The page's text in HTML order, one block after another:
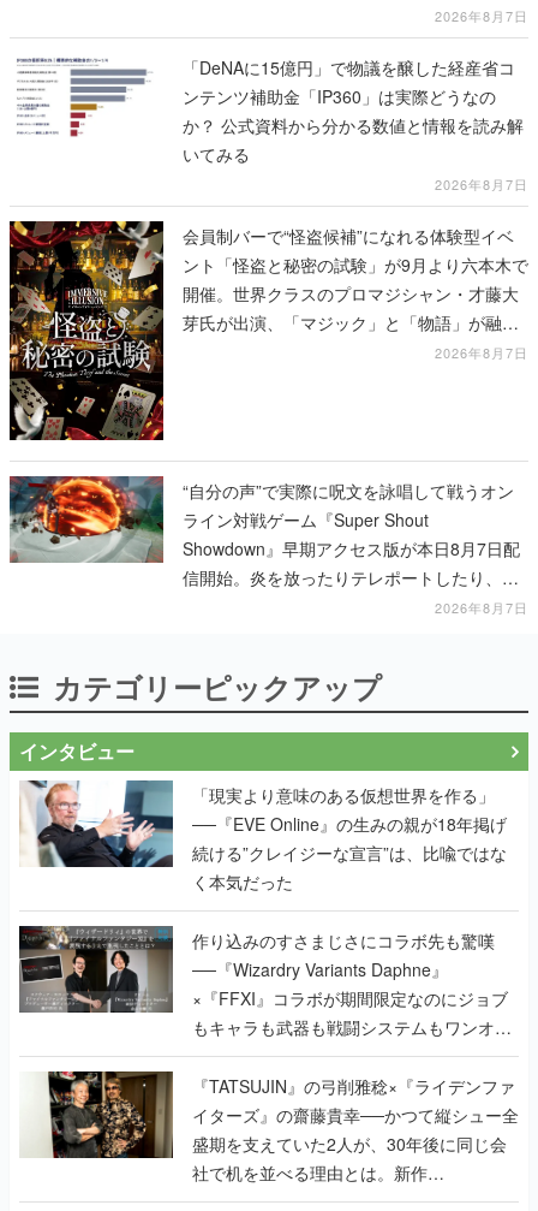
2026年8月7日
「DeNAに15億円」で物議を醸した経産省コ
ンテンツ補助金「IP360」は実際どうなの
か？ 公式資料から分かる数値と情報を読み解
いてみる
2026年8月7日
会員制バーで“怪盗候補”になれる体験型イベ
ント「怪盗と秘密の試験」が9月より六本木で
開催。世界クラスのプロマジシャン・才藤大
芽氏が出演、「マジック」と「物語」が融合
2026年8月7日
“自分の声”で実際に呪文を詠唱して戦うオン
ライン対戦ゲーム『Super Shout
Showdown』早期アクセス版が本日8月7日配
信開始。炎を放ったりテレポートしたり、登
2026年8月7日
カテゴリーピックアップ
インタビュー
「現実より意味のある仮想世界を作る」
──『EVE Online』の生みの親が18年掲げ
続ける”クレイジーな宣言”は、比喩ではな
く本気だった
作り込みのすさまじさにコラボ先も驚嘆
──『Wizardry Variants Daphne』
×『FFXI』コラボが期間限定なのにジョブ
もキャラも武器も戦闘システムもワンオフ
で作り込まれた理由を両ディレクターに聞
く
『TATSUJIN』の弓削雅稔×『ライデンファ
イターズ』の齋藤貴幸──かつて縦シュー全
盛期を支えていた2人が、30年後に同じ会
社で机を並べる理由とは。新作
『TATSUJIN EXTREME』で初タッグを組